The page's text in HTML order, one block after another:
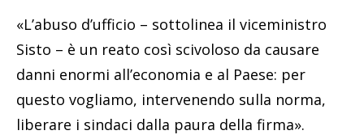
«L’abuso d’ufficio – sottolinea il viceministro
Sisto – è un reato così scivoloso da causare
danni enormi all’economia e al Paese: per
questo vogliamo, intervenendo sulla norma,
liberare i sindaci dalla paura della firma».